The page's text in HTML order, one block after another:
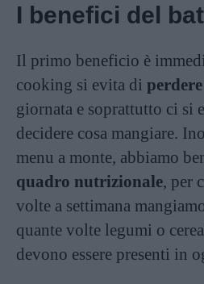
I benefici del
Il primo beneficio è
cooking si evita di
giornata e soprattutto ci si
decidere cosa mangiare.
menu a monte, abbiamo
quadro nutrizionale, per
volte a settimana
quante volte legumi o
devono essere presenti in